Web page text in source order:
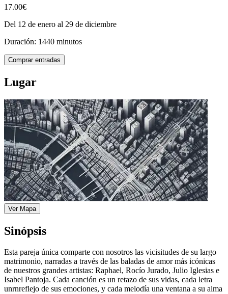
17.00€
Del 12 de enero al 29 de diciembre
Duración: 1440 minutos
Comprar entradas
Lugar
Ver Mapa
Sinópsis
Esta pareja única comparte con nosotros las vicisitudes de su largo
matrimonio, narradas a través de las baladas de amor más icónicas
de nuestros grandes artistas: Raphael, Rocío Jurado, Julio Iglesias e
Isabel Pantoja. Cada canción es un retazo de sus vidas, cada letra
unrnreflejo de sus emociones, y cada melodía una ventana a su alma